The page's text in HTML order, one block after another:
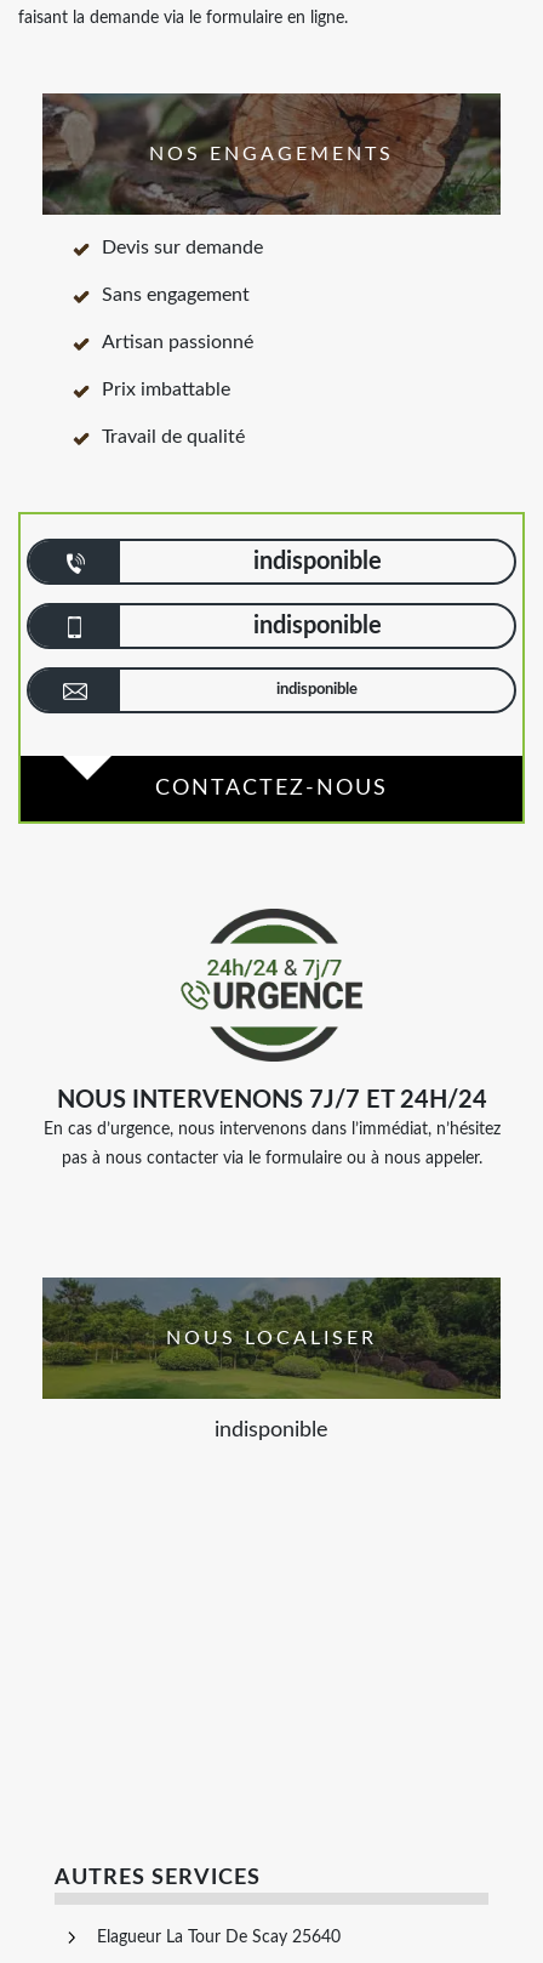
faisant la demande via le formulaire en ligne.
NOS ENGAGEMENTS
Devis sur demande
Sans engagement
Artisan passionné
Prix imbattable
Travail de qualité
indisponible
indisponible
indisponible
CONTACTEZ-NOUS
NOUS INTERVENONS 7J/7 ET 24H/24
En cas d’urgence, nous intervenons dans l’immédiat, n’hésitez
pas à nous contacter via le formulaire ou à nous appeler.
NOUS LOCALISER
indisponible
AUTRES SERVICES
Elagueur La Tour De Scay 25640